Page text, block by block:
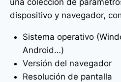
dispositivo y navegador,
Sistema operativo
Android…)
Versión del navegador
Resolución de pantalla